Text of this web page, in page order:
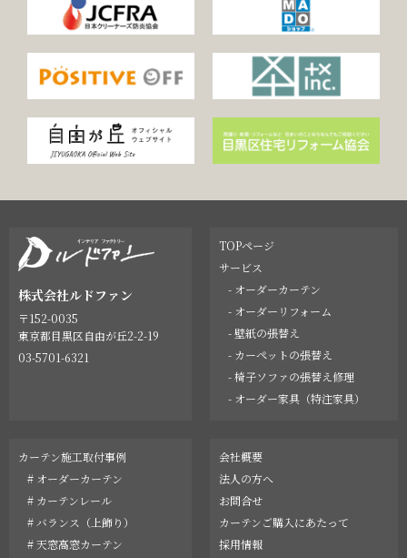
株式会社ルドファン
〒152-0035
東京都目黒区自由が丘2-2-19
03-5701-6321
TOPページ
サービス
- オーダーカーテン
- オーダーリフォーム
- 壁紙の張替え
- カーペットの張替え
- 椅子ソファの張替え修理
- オーダー家具（特注家具）
カーテン施工取付事例
# オーダーカーテン
# カーテンレール
# バランス（上飾り）
# 天窓高窓カーテン
会社概要
法人の方へ
お問合せ
カーテンご購入にあたって
採用情報